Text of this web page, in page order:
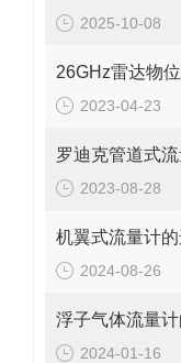
2025-10-08
26GHz雷达物
2023-04-23
2023-08-28
机翼式流量计
2024-08-26
浮子气体流量
2024-01-16